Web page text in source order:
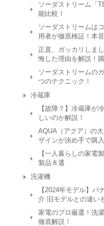
ソーダストリーム「
能比較！
ソーダストリームは
用者が徹底検証！本
正直、ガッカリしま
悔した理由を解説！
ソーダストリームの
つのテクニック！
冷蔵庫
【故障？】冷蔵庫が
しいのか解説！
AQUA（アクア）の
ザインが決め手で購
【一人暮らしの家電
製品８選
洗濯機
【2024年モデル】
介 旧モデルとの違い
家電のプロ厳選！洗
徹底解説！